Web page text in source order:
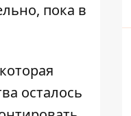
пока в
осталось